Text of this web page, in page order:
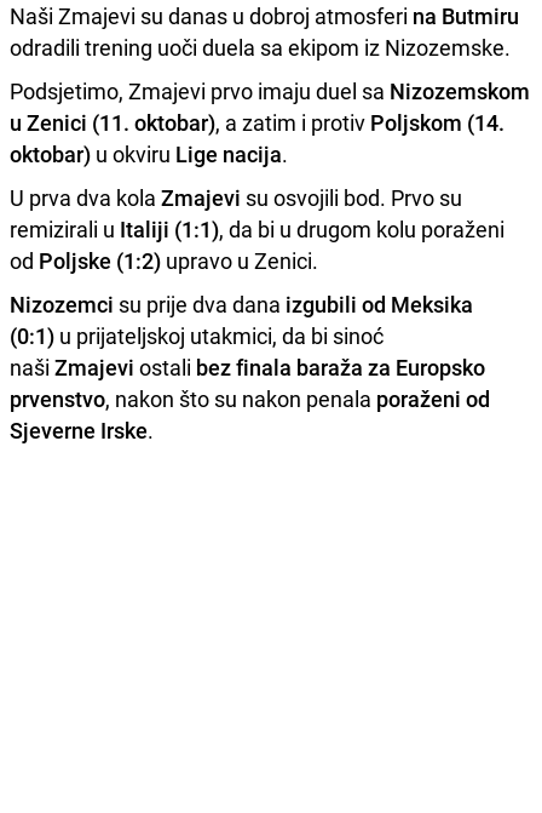
Naši Zmajevi su danas u dobroj atmosferi na Butmiru
odradili trening uoči duela sa ekipom iz Nizozemske.
Podsjetimo, Zmajevi prvo imaju duel sa Nizozemskom
u Zenici (11. oktobar), a zatim i protiv Poljskom (14.
oktobar) u okviru Lige nacija.
U prva dva kola Zmajevi su osvojili bod. Prvo su
remizirali u Italiji (1:1), da bi u drugom kolu poraženi
od Poljske (1:2) upravo u Zenici.
Nizozemci su prije dva dana izgubili od Meksika
(0:1) u prijateljskoj utakmici, da bi sinoć
naši Zmajevi ostali bez finala baraža za Europsko
prvenstvo, nakon što su nakon penala poraženi od
Sjeverne Irske.